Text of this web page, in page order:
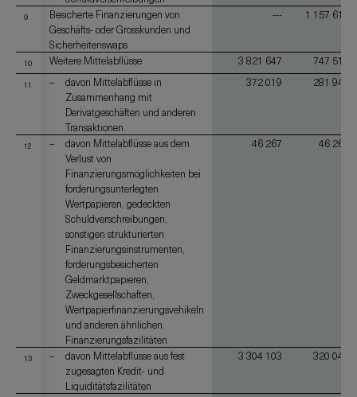
9
Besicherte Finanzierungen von
Geschäfts- oder Grosskunden und
Sicherheitenswaps
--- 1 157 618
10 Weitere Mittelabflüsse 3 821 647 747 513
11
davon Mittelabflüsse in
Zusammenhang mit
Derivatgeschäften und anderen
Transaktionen
372 019 281 946
12
davon Mittelabflüsse aus dem
Verlust von
Finanzierungsmöglichkeiten bei
forderungsunterlegten
Wertpapieren, gedeckten
Schuldverschreibungen,
sonstigen strukturierten
Finanzierungsinstrumenten,
forderungsbesicherten
Geldmarktpapieren,
Zweckgesellschaften,
Wertpapierfinanzierungsvehikeln
und anderen ähnlichen
Finanzierungsfazilitäten
46 267 46 267
13
davon Mittelabflüsse aus fest
zugesagten Kredit- und
Liquiditätsfazilitäten
3 304 103 320 042